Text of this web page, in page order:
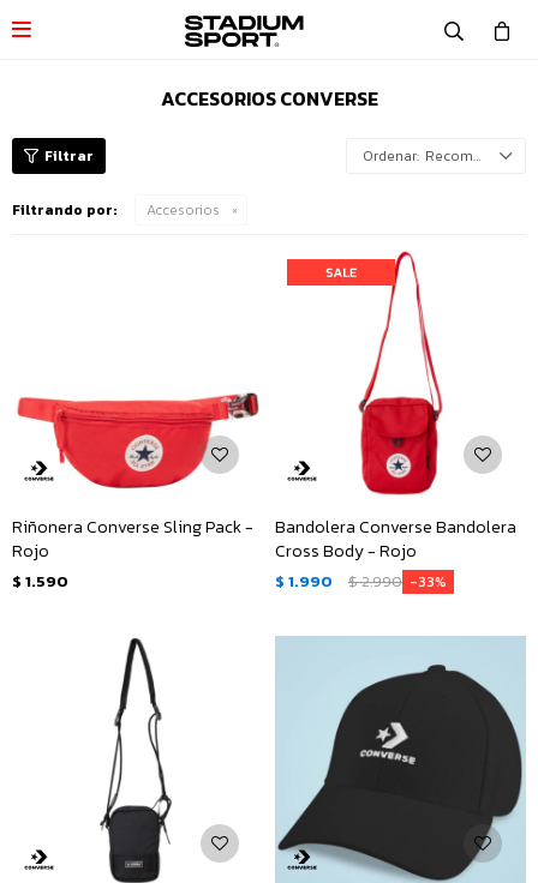

ACCESORIOS CONVERSE
Recomendados
Filtrando por: Accesorios
Riñonera Converse Sling Pack -
Rojo
$ 1.590
Bandolera Converse Bandolera
Cross Body - Rojo
$ 1.990 $2.990 33